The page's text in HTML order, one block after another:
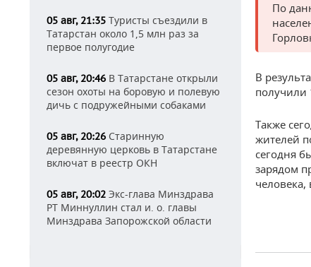
05 авг, 21:35 Туристы съездили в
Татарстан около 1,5 млн раз за
первое полугодие
05 авг, 20:46 В Татарстане открыли
сезон охоты на боровую и полевую
дичь с подружейными собаками
05 авг, 20:26 Старинную
деревянную церковь в Татарстане
включат в реестр ОКН
05 авг, 20:02 Экс-глава Минздрава
РТ Миннуллин стал и. о. главы
Минздрава Запорожской области
По
В
получили
Также
жителей
сегодня
зарядом
человека,